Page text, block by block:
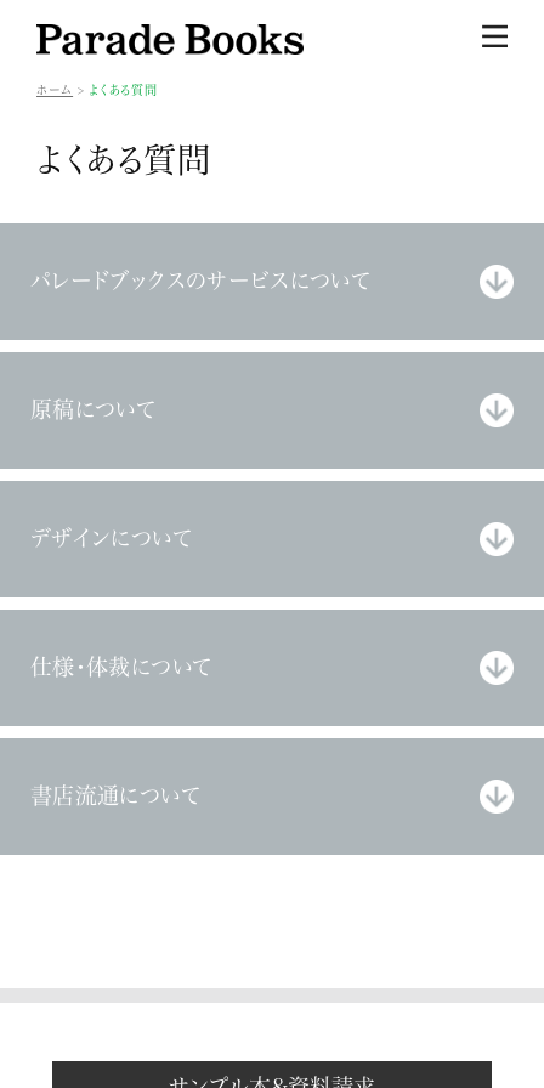
ホーム よくある質問
よくある質問
パレードブックスのサービスについて
原稿について
デザインについて
仕様・体裁について
書店流通について